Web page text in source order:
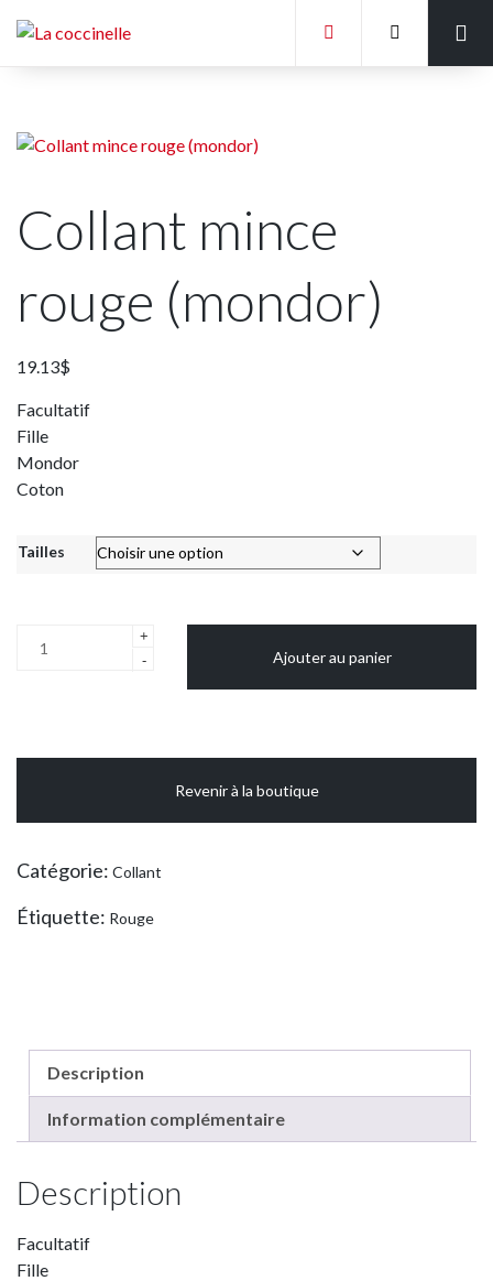
Liste des écoles
Galerie de photos
Collant mince
rouge (mondor)
19.13$
Facultatif
Fille
Mondor
Coton
Tailles
+
-
Ajouter au panier
Revenir à la boutique
Catégorie: Collant
Étiquette: Rouge
Description
Information complémentaire
Description
Facultatif
Fille